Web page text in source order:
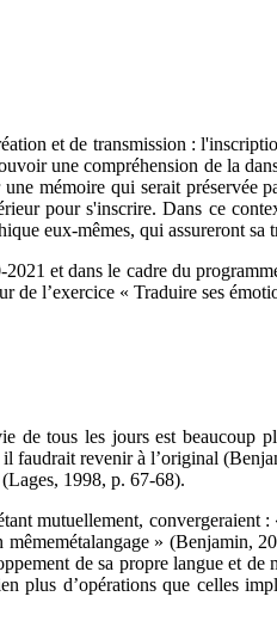
et de transmission :
une compréhension de la
mémoire qui serait préservée
pour s'inscrire. Dans ce
eux-mêmes, qui assureront sa
2021 et dans le cadre du
l’exercice « Traduire ses
de tous les jours est beaucoup
faudrait revenir à l’original
1998, p. 67-68).
mutuellement, convergeraient
mêmemétalangage » (Benjamin,
de sa propre langue et de
plus d’opérations que celles